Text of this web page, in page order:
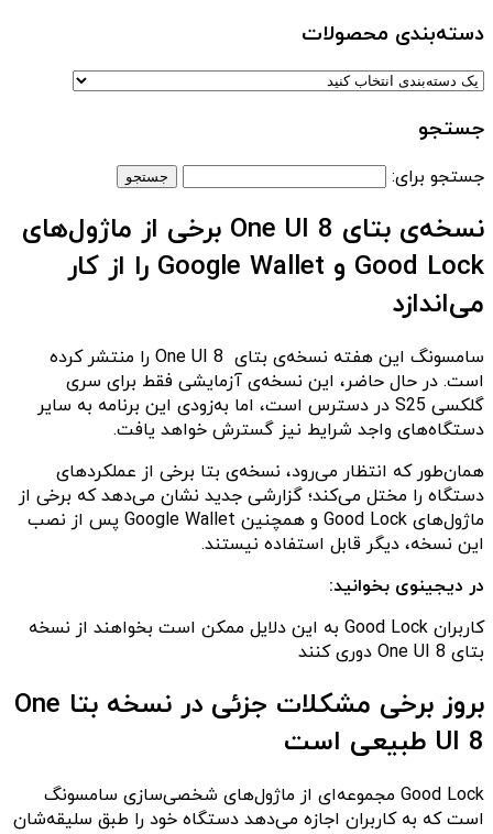
دسته‌بندی‌ محصولات
جستجو
جستجو برای:
نسخه‌ی بتای One UI 8 برخی از ماژول‌های
Good Lock و Google Wallet را از کار
می‌اندازد
سامسونگ این هفته نسخه‌ی بتای One UI 8 را منتشر کرده
است. در حال حاضر، این نسخه‌ی آزمایشی فقط برای سری
گلکسی S25 در دسترس است، اما به‌زودی این برنامه به سایر
دستگاه‌های واجد شرایط نیز گسترش خواهد یافت.
همان‌طور که انتظار می‌رود، نسخه‌ی بتا برخی از عملکردهای
دستگاه را مختل می‌کند؛ گزارشی جدید نشان می‌دهد که برخی از
ماژول‌های Good Lock و همچنین Google Wallet پس از نصب
این نسخه، دیگر قابل استفاده نیستند.
در دیجینوی بخوانید:
کاربران Good Lock به این دلایل ممکن است بخواهند از نسخه
بتای One UI 8 دوری کنند
بروز برخی مشکلات جزئی در نسخه بتا One
UI 8 طبیعی است
Good Lock مجموعه‌ای از ماژول‌های شخصی‌سازی سامسونگ
است که به کاربران اجازه می‌دهد دستگاه خود را طبق سلیقه‌شان